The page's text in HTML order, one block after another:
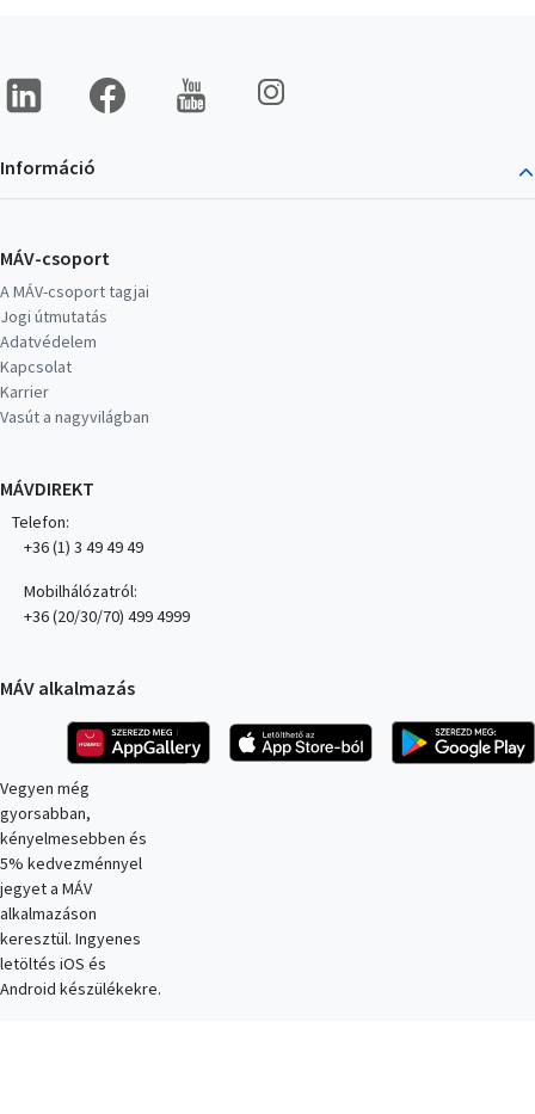
Kép Kép Kép Kép
Információ
MÁV-csoport
A MÁV-csoport tagjai
Jogi útmutatás
Adatvédelem
Kapcsolat
Karrier
Vasút a nagyvilágban
MÁVDIREKT
Telefon:
+36 (1) 3 49 49 49
Mobilhálózatról:
+36 (20/30/70) 499 4999
MÁV alkalmazás
Kép
Kép
Kép
Vegyen még
gyorsabban,
kényelmesebben és
5% kedvezménnyel
jegyet a MÁV
alkalmazáson
keresztül. Ingyenes
letöltés iOS és
Android készülékekre.